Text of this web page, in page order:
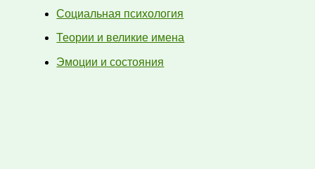
Социальная психология
Теории и великие имена
Эмоции и состояния